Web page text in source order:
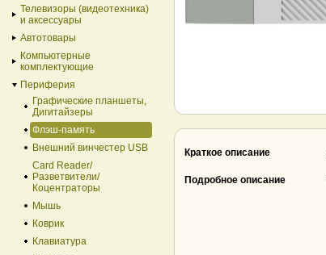
Краткое описание
Подробное описание
Телевизоры (видеотехника)
и аксессуары
Автотовары
Компьютерные
комплектующие
Периферия
Графические планшеты,
Дигитайзеры
Флэш-память
Внешний винчестер USB
Card Reader/
Разветвители/
Коцентраторы
Мышь
Коврик
Клавиатура